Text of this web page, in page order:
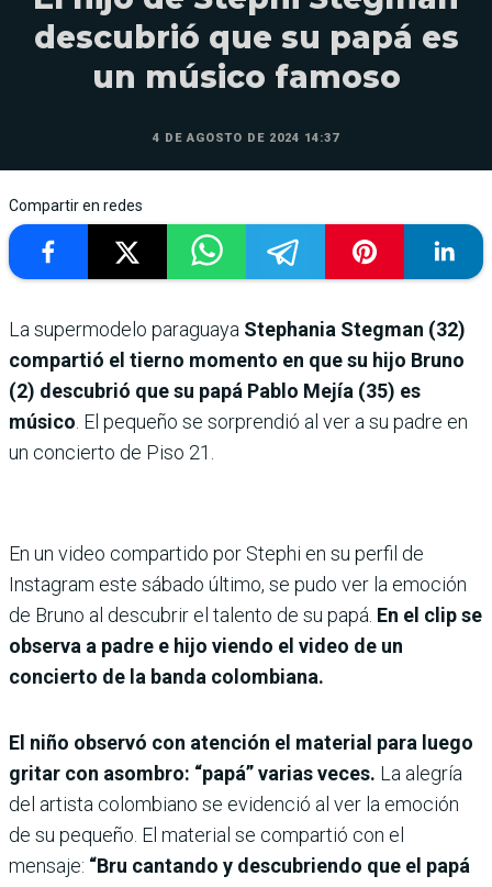
descubrió que su papá es
un músico famoso
4 DE AGOSTO DE 2024 14:37
Compartir en redes
La supermodelo paraguaya Stephania Stegman (32)
compartió el tierno momento en que su hijo Bruno
(2) descubrió que su papá Pablo Mejía (35) es
músico . El pequeño se sorprendió al ver a su padre en
un concierto de Piso 21.
En un video compartido por Stephi en su perfil de
Instagram este sábado último, se pudo ver la emoción
de Bruno al descubrir el talento de su papá. En el clip se
observa a padre e hijo viendo el video de un
concierto de la banda colombiana.
El niño observó con atención el material para luego
gritar con asombro: “papá” varias veces. La alegría
del artista colombiano se evidenció al ver la emoción
de su pequeño. El material se compartió con el
mensaje: “Bru cantando y descubriendo que el papá